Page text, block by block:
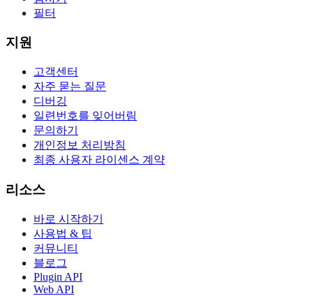
필터
지원
고객센터
자주 묻는 질문
디버깅
일련번호를 잊어버림
문의하기
개인정보 처리방침
최종 사용자 라이센스 계약
리소스
바로 시작하기
사용법 & 팁
커뮤니티
블로그
Plugin API
Web API